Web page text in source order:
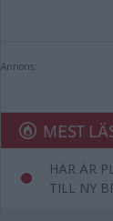
Annons:
MEST
HÄR ÄR
TILL NY